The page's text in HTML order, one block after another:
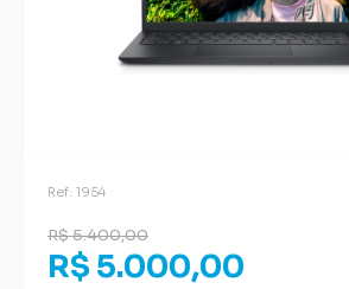
Ref: 1954
R$ 5.400,00
R$ 5.000,00